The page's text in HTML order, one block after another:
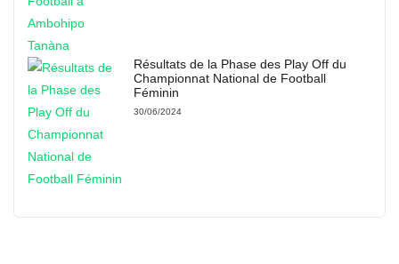
Résultats de la Phase des Play Off du
Championnat National de Football
Féminin
30/06/2024